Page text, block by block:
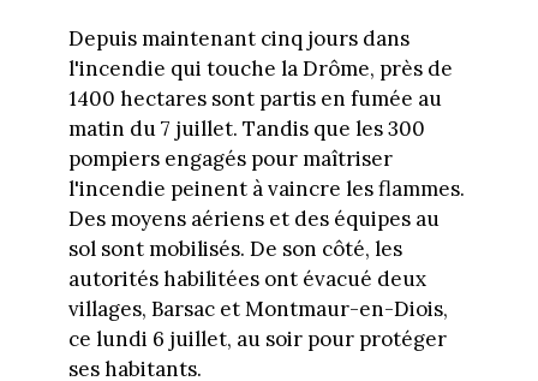
Depuis maintenant cinq jours dans
l'incendie qui touche la Drôme, près de
1400 hectares sont partis en fumée au
matin du 7 juillet. Tandis que les 300
pompiers engagés pour maîtriser
l'incendie peinent à vaincre les flammes.
Des moyens aériens et des équipes au
sol sont mobilisés. De son côté, les
autorités habilitées ont évacué deux
villages, Barsac et Montmaur-en-Diois,
ce lundi 6 juillet, au soir pour protéger
ses habitants.